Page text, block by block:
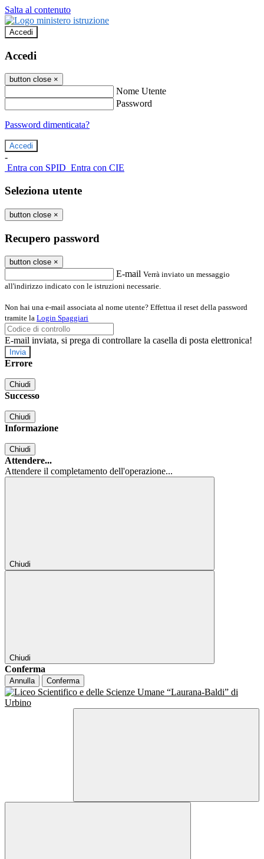
Salta al contenuto
Accedi
Accedi
button close ×
Nome Utente
Password
Password dimenticata?
-
Entra con SPID Entra con CIE
Seleziona utente
button close ×
Recupero password
button close ×
E-mail Verrà inviato un messaggio
all'indirizzo indicato con le istruzioni necessarie.
Non hai una e-mail associata al nome utente? Effettua il reset della password
tramite la Login Spaggiari
E-mail inviata, si prega di controllare la casella di posta elettronica!
Errore
Chiudi
Successo
Chiudi
Informazione
Chiudi
Attendere...
Attendere il completamento dell'operazione...
Chiudi
Chiudi
Conferma
Annulla Conferma